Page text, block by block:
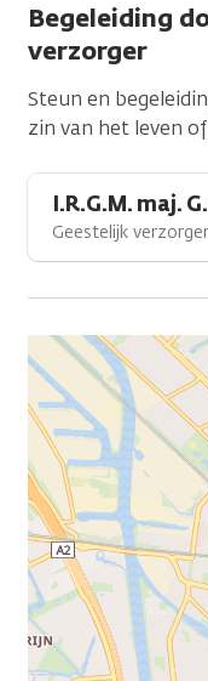
Begeleiding
verzorger
Steun en
zin van het leven
I.R.G.M. maj.
Geestelijk verzorger